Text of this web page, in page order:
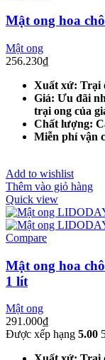
Mật ong hoa
Mật ong
256.230₫
Xuất xứ: Trại
Giá: Ưu đãi
trại ong của
Chất lượng:
Miễn phí vận
Add to wishlist
Thêm vào giỏ hàng
Quick view
Compare
Mật ong hoa
1 lít
Mật ong
291.000₫
Được xếp hạng 5.00